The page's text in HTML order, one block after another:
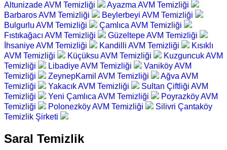
Altunizade AVM Temizliği
Ayazma AVM Temizliği
Barbaros AVM Temizliği
Beylerbeyi AVM Temizliği
Bulgurlu AVM Temizliği
Çamlıca AVM Temizliği
Fıstıkağacı AVM Temizliği
Güzeltepe AVM Temizliği
İhsaniye AVM Temizliği
Kandilli AVM Temizliği
Kısıklı
AVM Temizliği
Küçüksu AVM Temizliği
Kuzguncuk AVM
Temizliği
Libadiye AVM Temizliği
Vaniköy AVM
Temizliği
ZeynepKamil AVM Temizliği
Ağva AVM
Temizliği
Yakacık AVM Temizliği
Sultan Çiftliği AVM
Temizliği
Yeni Çamlıca AVM Temizliği
Poyrazköy AVM
Temizliği
Polonezköy AVM Temizliği
Silivri Çantaköy
Temizlik Şirketi
Saral Temizlik